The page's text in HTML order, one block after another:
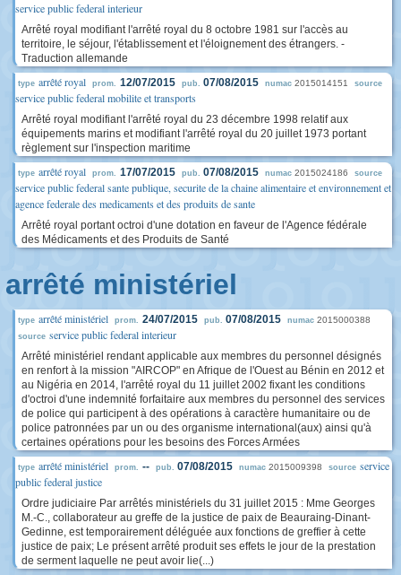
service public federal interieur
Arrêté royal modifiant l'arrêté royal du 8 octobre 1981 sur l'accès au
territoire, le séjour, l'établissement et l'éloignement des étrangers. -
Traduction allemande
type arrêté royal prom. 12/07/2015 pub. 07/08/2015 numac 2015014151 source
service public federal mobilite et transports
Arrêté royal modifiant l'arrêté royal du 23 décembre 1998 relatif aux
équipements marins et modifiant l'arrêté royal du 20 juillet 1973 portant
règlement sur l'inspection maritime
type arrêté royal prom. 17/07/2015 pub. 07/08/2015 numac 2015024186 source
service public federal sante publique, securite de la chaine alimentaire et environnement et
agence federale des medicaments et des produits de sante
Arrêté royal portant octroi d'une dotation en faveur de l'Agence fédérale
des Médicaments et des Produits de Santé
arrêté ministériel
type arrêté ministériel prom. 24/07/2015 pub. 07/08/2015 numac 2015000388
source service public federal interieur
Arrêté ministériel rendant applicable aux membres du personnel désignés
en renfort à la mission "AIRCOP" en Afrique de l'Ouest au Bénin en 2012 et
au Nigéria en 2014, l'arrêté royal du 11 juillet 2002 fixant les conditions
d'octroi d'une indemnité forfaitaire aux membres du personnel des services
de police qui participent à des opérations à caractère humanitaire ou de
police patronnées par un ou des organisme international(aux) ainsi qu'à
certaines opérations pour les besoins des Forces Armées
type arrêté ministériel prom. -- pub. 07/08/2015 numac 2015009398 source service
public federal justice
Ordre judiciaire Par arrêtés ministériels du 31 juillet 2015 : Mme Georges
M.-C., collaborateur au greffe de la justice de paix de Beauraing-Dinant-
Gedinne, est temporairement déléguée aux fonctions de greffier à cette
justice de paix; Le présent arrêté produit ses effets le jour de la prestation
de serment laquelle ne peut avoir lie(...)